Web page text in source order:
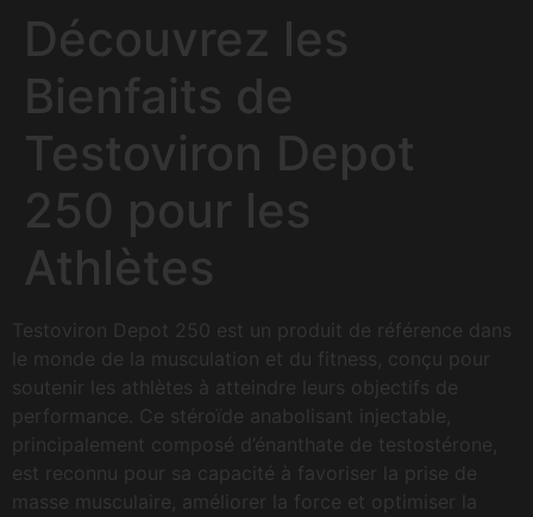
Découvrez les
Bienfaits de
Testoviron Depot
250 pour les
Athlètes
Testoviron Depot 250 est un produit de référence dans
le monde de la musculation et du fitness, conçu pour
soutenir les athlètes à atteindre leurs objectifs de
performance. Ce stéroïde anabolisant injectable,
principalement composé d’énanthate de testostérone,
est reconnu pour sa capacité à favoriser la prise de
masse musculaire, améliorer la force et optimiser la